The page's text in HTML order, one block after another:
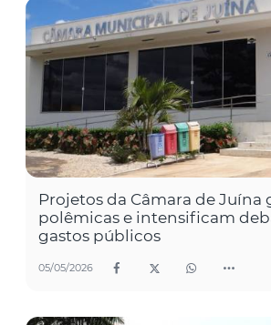
Projetos da Câmara de Juína
polêmicas e intensificam
gastos públicos
05/05/2026